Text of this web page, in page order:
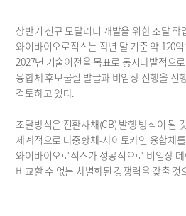
상반기 신규 모달리티 개발을 위한 조달 작
와이바이오로직스는 작년 말 기준 약 120
2027년 기술이전을 목표로 동시다발적으
융합체 후보물질 발굴과 비임상 진행을 진
검토하고 있다.
조달방식은 전환사채(CB) 발행 방식이 될
세계적으로 다중항체-사이토카인 융합체
와이바이오로직스가 성공적으로 비임상
비교할 수 없는 차별화된 경쟁력을 갖출 것